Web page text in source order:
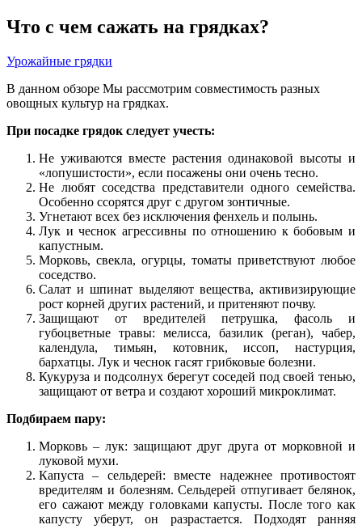
Что с чем сажать на грядках?
Урожайные грядки
В данном обзоре Мы рассмотрим совместимость разных
овощных культур на грядках.
При посадке грядок следует учесть:
Не уживаются вместе растения одинаковой высоты и
«лопушистости», если посажены они очень тесно.
Не любят соседства представители одного семейства.
Особенно ссорятся друг с другом зонтичные.
Угнетают всех без исключения фенхель и полынь.
Лук и чеснок агрессивны по отношению к бобовым и
капустным.
Морковь, свекла, огурцы, томаты приветствуют любое
соседство.
Салат и шпинат выделяют вещества, активизирующие
рост корней других растений, и притеняют почву.
Защищают от вредителей петрушка, фасоль и
губоцветные травы: мелисса, базилик (реган), чабер,
календула, тимьян, котовник, иссоп, настурция,
бархатцы. Лук и чеснок гасят грибковые болезни.
Кукуруза и подсолнух берегут соседей под своей тенью,
защищают от ветра и создают хороший микроклимат.
Подбираем пару:
Морковь – лук: защищают друг друга от морковной и
луковой мухи.
Капуста – сельдерей: вместе надежнее противостоят
вредителям и болезням. Сельдерей отпугивает белянок,
его сажают между головками капусты. После того как
капусту уберут, он разрастается. Подходят ранняя